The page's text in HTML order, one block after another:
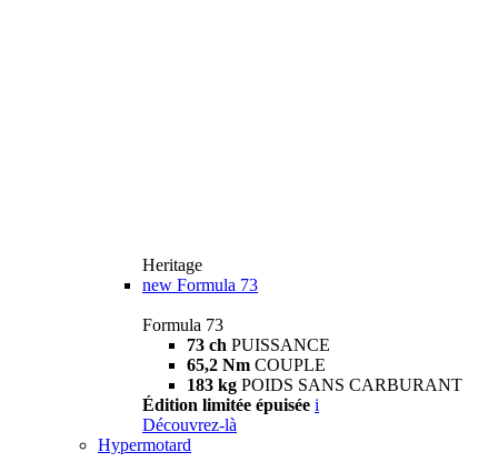
Heritage
new Formula 73
Formula 73
73 ch PUISSANCE
65,2 Nm COUPLE
183 kg POIDS SANS CARBURANT
Édition limitée épuisée i
Découvrez-là
Hypermotard